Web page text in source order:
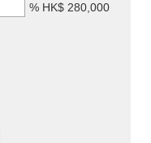
% HK$ 280,000